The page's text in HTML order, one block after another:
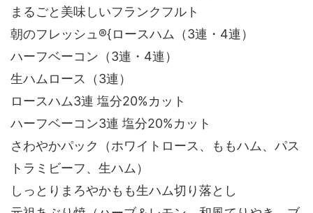
まるごと美味しいフランクフルト
朝のフレッシュ®{ロースハム（3連・4連）
ハーフベーコン（3連・4連）
生ハムロース（3連）
ロースハム3連 塩分20%カット
ハーフベーコン3連 塩分20%カット
さわやかパック（ホワイトロース、ももハム、パス
トラミビーフ、生ハム）
しっとりまろやかもも生ハム切り落とし